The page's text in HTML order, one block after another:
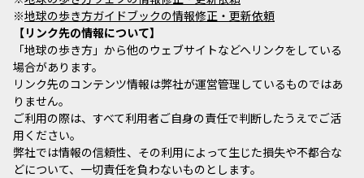
※地球の歩き方ガイドブックの情報修正・更新依頼
リンク先の情報について
「地球の歩き方」から他のウェブサイトなどへリンクをしている
場合があります。
リンク先のコンテンツ情報は弊社が運営管理しているものではあ
りません。
ご利用の際は、すべて利用者ご自身の責任で判断したうえでご活
用ください。
弊社では情報の信頼性、その利用によって生じた損失や不都合な
どについて、一切責任を負わないものとします。